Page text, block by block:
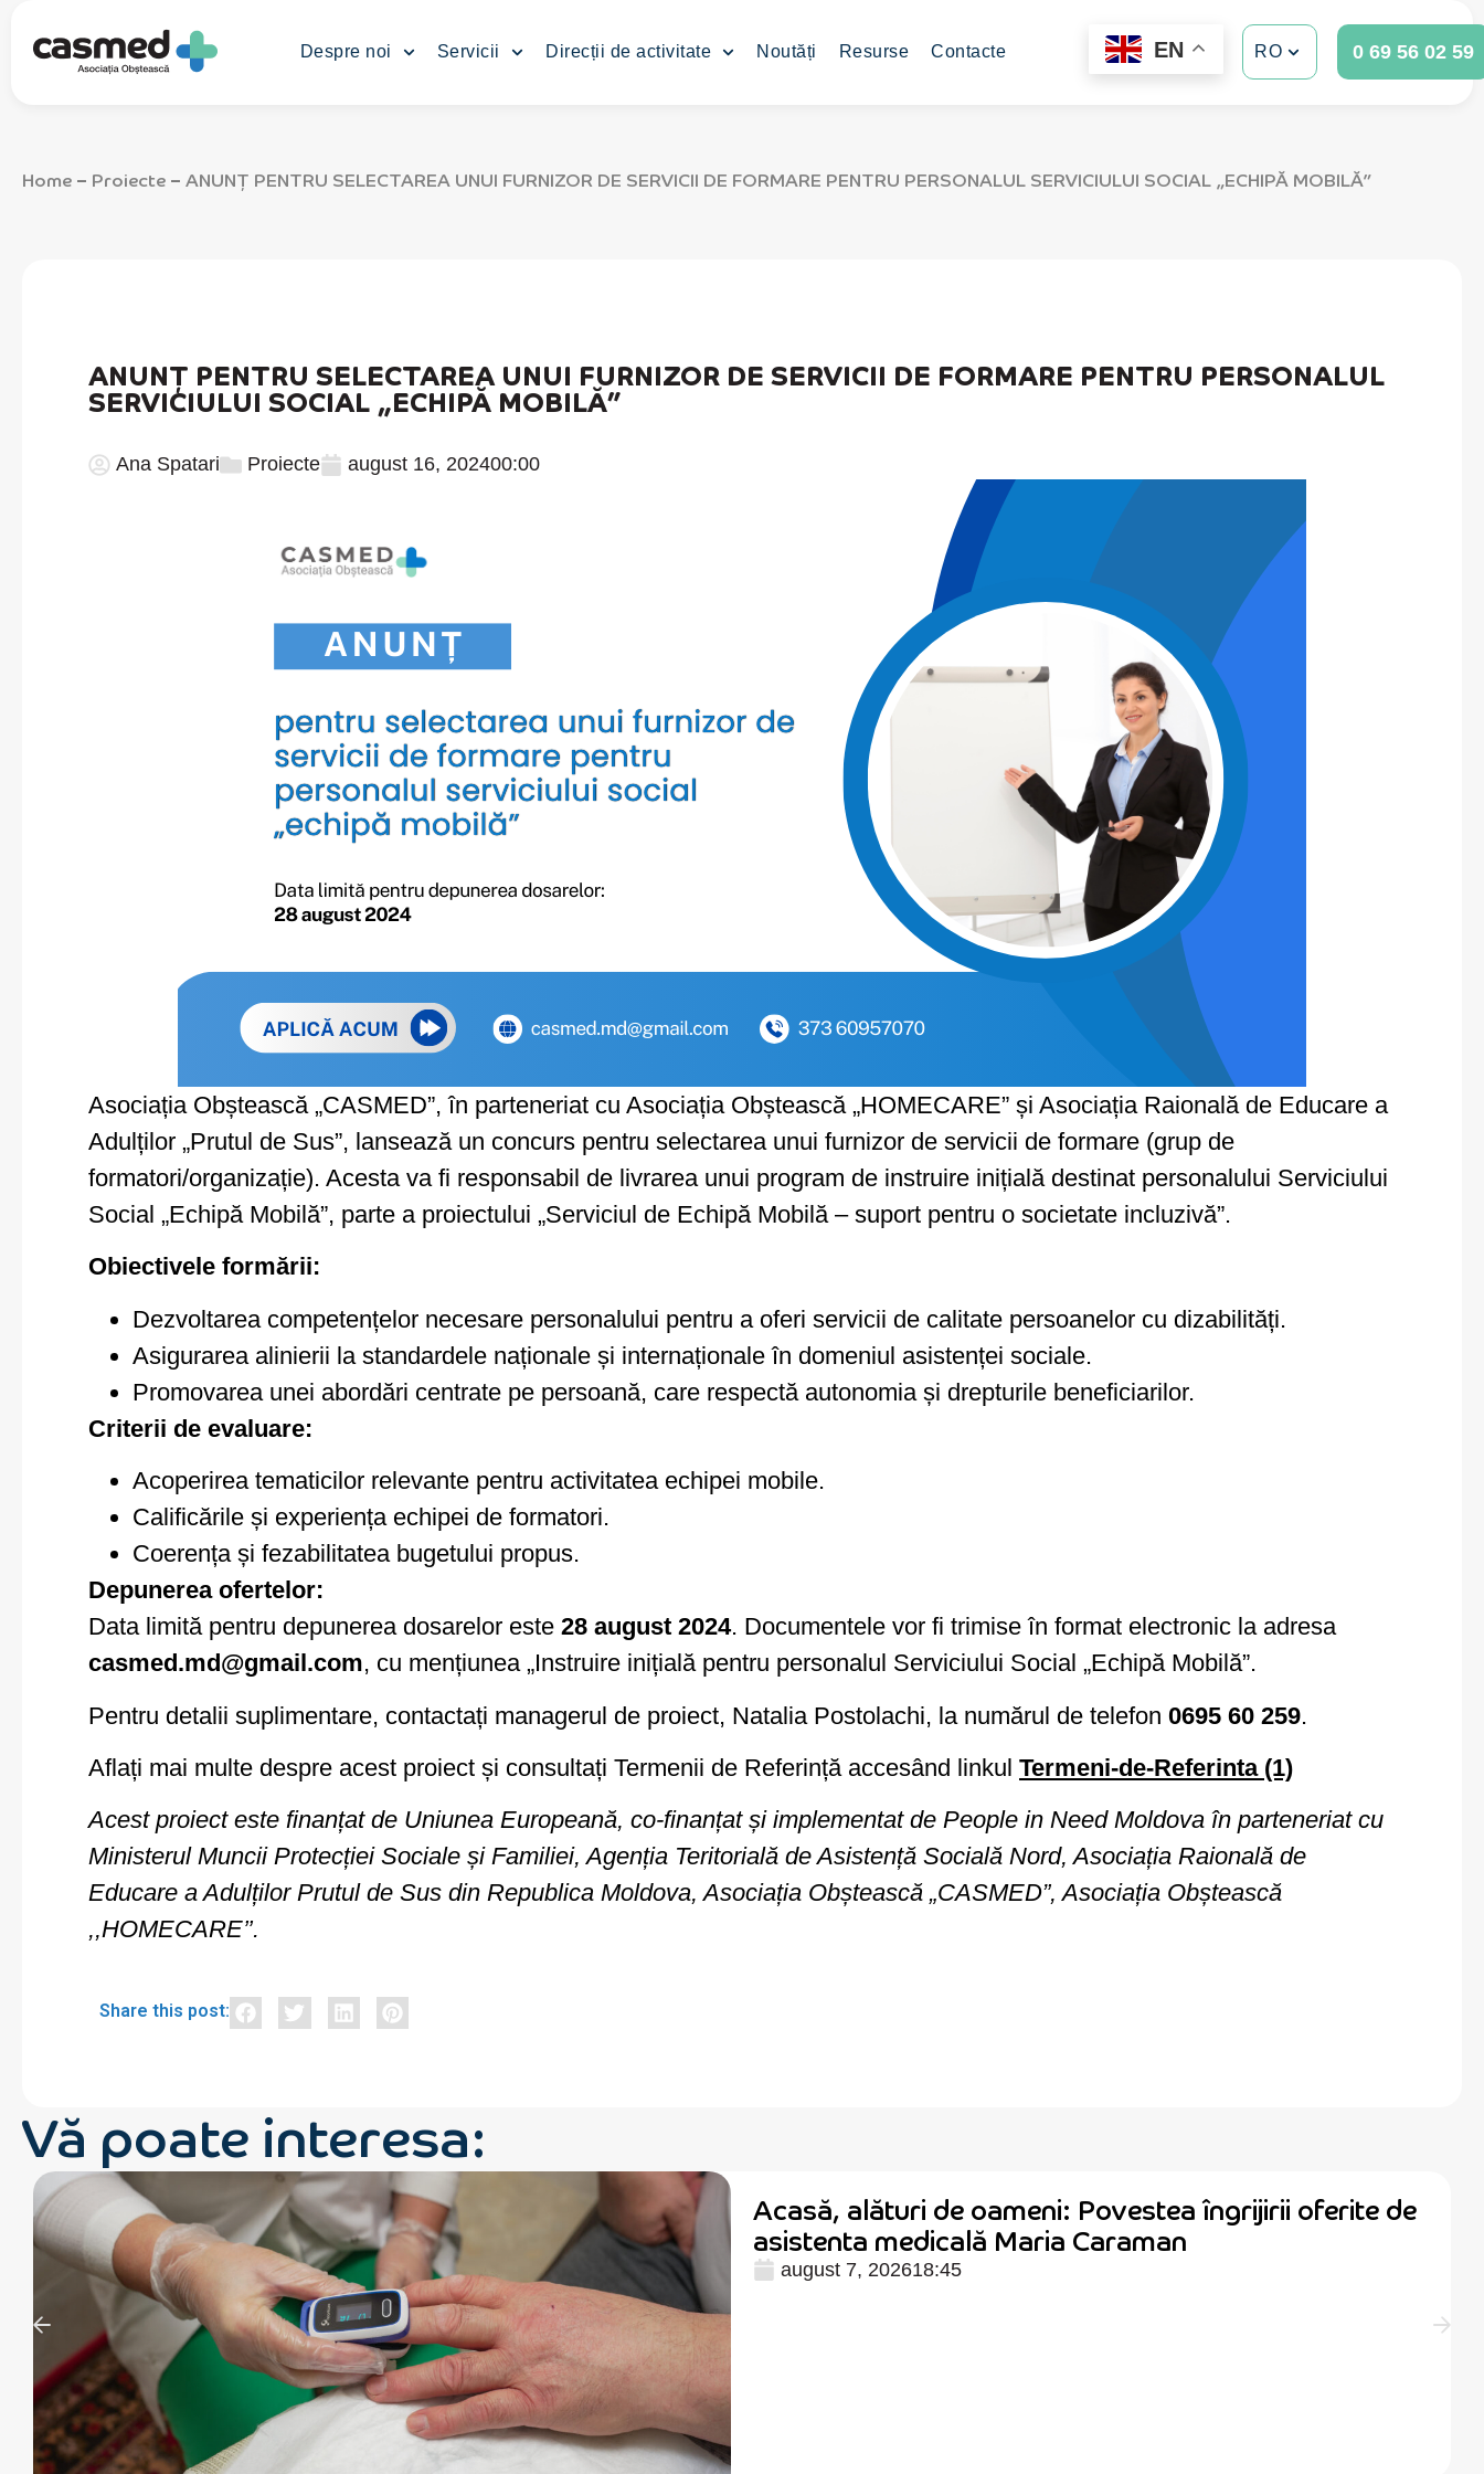
Despre noi Servicii Direcții de activitate Noutăți Resurse Contacte EN RO 0 69 56 02 59
Home – Proiecte – ANUNȚ PENTRU SELECTAREA UNUI FURNIZOR DE SERVICII DE FORMARE PENTRU PERSONALUL SERVICIULUI SOCIAL „ECHIPĂ MOBILĂ”
ANUNȚ PENTRU SELECTAREA UNUI FURNIZOR DE SERVICII DE FORMARE PENTRU PERSONALUL
SERVICIULUI SOCIAL „ECHIPĂ MOBILĂ”
Ana Spatari Proiecte august 16, 202400:00
Asociația Obștească „CASMED”, în parteneriat cu Asociația Obștească „HOMECARE” și Asociația Raională de Educare a
Adulților „Prutul de Sus”, lansează un concurs pentru selectarea unui furnizor de servicii de formare (grup de
formatori/organizație). Acesta va fi responsabil de livrarea unui program de instruire inițială destinat personalului Serviciului
Social „Echipă Mobilă”, parte a proiectului „Serviciul de Echipă Mobilă – suport pentru o societate incluzivă”.
Obiectivele formării:
Dezvoltarea competențelor necesare personalului pentru a oferi servicii de calitate persoanelor cu dizabilități.
Asigurarea alinierii la standardele naționale și internaționale în domeniul asistenței sociale.
Promovarea unei abordări centrate pe persoană, care respectă autonomia și drepturile beneficiarilor.
Criterii de evaluare:
Acoperirea tematicilor relevante pentru activitatea echipei mobile.
Calificările și experiența echipei de formatori.
Coerența și fezabilitatea bugetului propus.
Depunerea ofertelor:
Data limită pentru depunerea dosarelor este 28 august 2024. Documentele vor fi trimise în format electronic la adresa
casmed.md@gmail.com, cu mențiunea „Instruire inițială pentru personalul Serviciului Social „Echipă Mobilă”.
Pentru detalii suplimentare, contactați managerul de proiect, Natalia Postolachi, la numărul de telefon 0695 60 259.
Aflați mai multe despre acest proiect și consultați Termenii de Referință accesând linkul Termeni-de-Referinta (1)
Acest proiect este finanțat de Uniunea Europeană, co-finanțat și implementat de People in Need Moldova în parteneriat cu
Ministerul Muncii Protecției Sociale și Familiei, Agenția Teritorială de Asistență Socială Nord, Asociația Raională de
Educare a Adulților Prutul de Sus din Republica Moldova, Asociația Obștească „CASMED”, Asociația Obștească
,,HOMECARE’’.
Share this post:
Vă poate interesa:
Acasă, alături de oameni: Povestea îngrijirii oferite de
asistenta medicală Maria Caraman
august 7, 202618:45